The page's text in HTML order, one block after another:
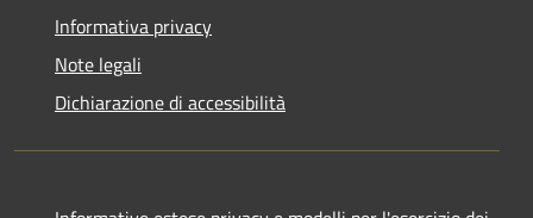
Informativa privacy
Note legali
Dichiarazione di accessibilità